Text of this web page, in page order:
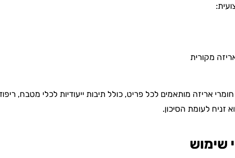
מקורית
אריזה מותאמים לכל פריט, כולל תיבות ייעודיות לכלי מטבח,
לעומת הסיכון.
שימוש